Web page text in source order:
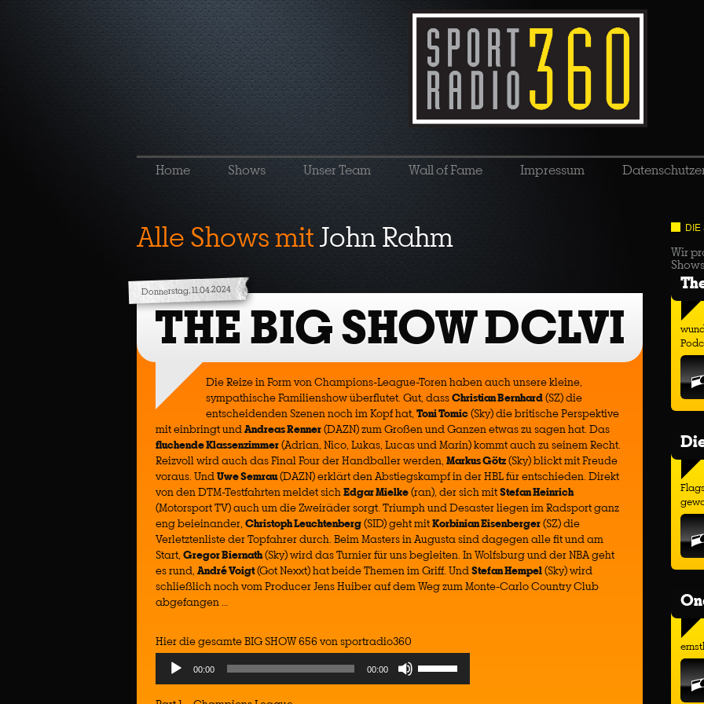
Home Shows Unser Team Wall of Fame Impressum
Alle Shows mitJohn Rahm
Donnerstag, 11.04.2024
THE BIG SHOW DCLVI
Die Reize in Form von Champions-League-Toren haben auch unsere kleine,
sympathische Familienshow überflutet. Gut, dassChristian Bernhard(SZ) die
entscheidenden Szenen noch im Kopf hat, Toni Tomic(Sky) die britische Perspektive
mit einbringt undAndreas Renner(DAZN) zum Großen und Ganzen etwas zu sagen hat. Das
fluchende Klassenzimmer(Adrian, Nico, Lukas, Lucas und Marin) kommt auch zu seinem Recht.
Reizvoll wird auch das Final Four der Handballer werden, Markus Götz(Sky) blickt mit Freude
voraus. UndUwe Semrau(DAZN) erklärt den Abstiegskampf in der HBL für entschieden. Direkt
von den DTM-Testfahrten meldet sichEdgar Mielke(ran), der sich mitStefan Heinrich
(Motorsport TV) auch um die Zweiräder sorgt. Triumph und Desaster liegen im Radsport ganz
eng beieinander, Christoph Leuchtenberg(SID) geht mitKorbinian Eisenberger(SZ) die
Verletztenliste der Topfahrer durch. Beim Masters in Augusta sind dagegen alle fit und am
Start, Gregor Biernath(Sky) wird das Turnier für uns begleiten. In Wolfsburg und der NBA geht
es rund, André Voigt(Got Nexxt) hat beide Themen im Griff. UndStefan Hempel(Sky) wird
schließlich noch vom Producer Jens Huiber auf dem Weg zum Monte-Carlo Country Club
abgefangen …
Hier die gesamte BIG SHOW 656 von sportradio360
Audio
Player
00:00 00:00
DIE
Wir
Shows